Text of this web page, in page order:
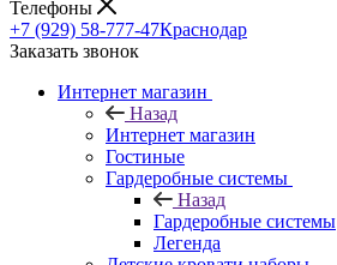
Телефоны
+7 (929) 58-777-47Краснодар
Заказать звонок
Интернет магазин
Назад
Интернет магазин
Гостиные
Гардеробные системы
Назад
Гардеробные системы
Легенда